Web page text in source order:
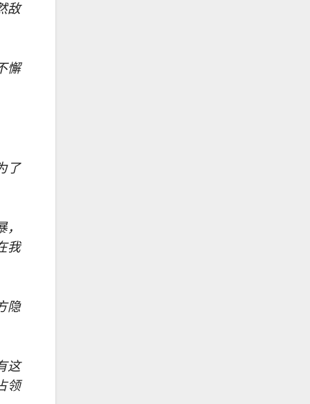
敌
懈
了
我
隐
这
领